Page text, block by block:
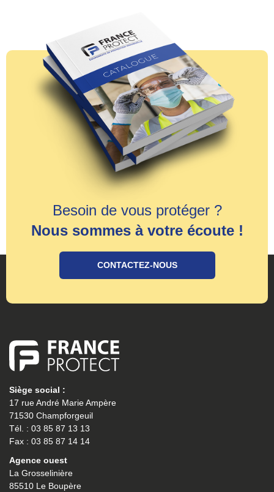
Besoin de vous protéger ?
Nous sommes à votre écoute !
CONTACTEZ-NOUS
Siège social :
17 rue André Marie Ampère
71530 Champforgeuil
Tél. : 03 85 87 13 13
Fax : 03 85 87 14 14
Agence ouest
La Grosselinière
85510 Le Boupère